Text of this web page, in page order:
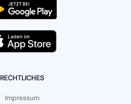
RECHTLICHES
Impressum